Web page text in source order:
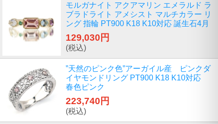
モルガナイト アクアマリン エメラルド ラ
ブラドライト アメシスト マルチカラー リ
ング 指輪 PT900 K18 K10対応 誕生石4月
129,030円
(税込)
”天然のピンク色”アーガイル産 ピンクダ
イヤモンドリング PT900 K18 K10対応
春色ピンク
223,740円
(税込)